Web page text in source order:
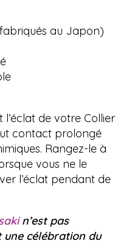
au Japon)
de votre Collier
contact prolongé
Rangez-le à
vous ne le
l’éclat pendant de
n’est pas
célébration du